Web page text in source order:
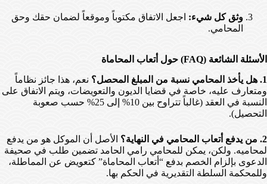
وثق كل شيء: اجعل الاتفاق مكتوباً وموقعاً لضمان حقك وحق
المحامي.
الأسئلة الشائعة (FAQ) حول أتعاب المحاماة
1. هل يأخذ المحامي نسبة من المبلغ المحصل؟
نعم، هذا جائز نظاماً
ومتعارف عليه، خاصة في قضايا الديون والتعويضات، ويتم الاتفاق على
النسبة في العقد (غالباً تتراوح بين 10% إلى 25% حسب صعوبة
التحصيل).
2. من يدفع أتعاب المحامي في النهاية؟
الأصل أن الموكل هو من يدفع
لمحاميه. ولكن، يمكن للمحامي رامي الحامد تضمين طلب في صحيفة
الدعوى بإلزام الخصم بدفع “أتعاب المحاماة” كتعويض عن المماطلة،
وللمحكمة السلطة التقديرية في الحكم بها.